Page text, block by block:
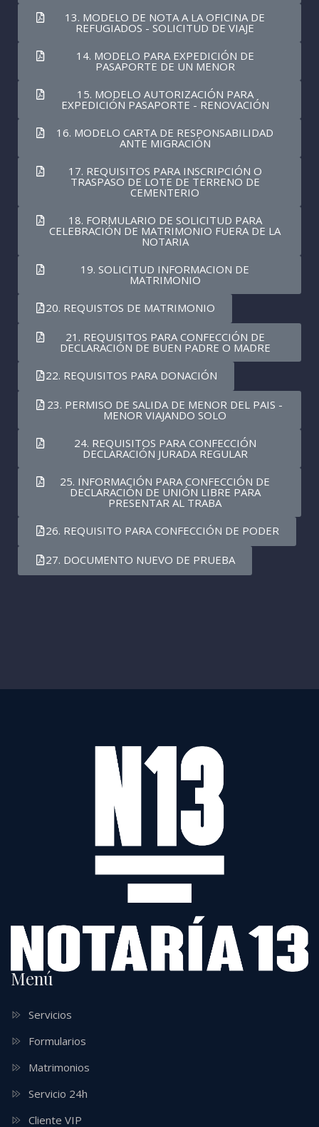
13. MODELO DE NOTA A LA OFICINA DE
REFUGIADOS - SOLICITUD DE VIAJE
14. MODELO PARA EXPEDICIÓN DE
PASAPORTE DE UN MENOR
15. MODELO AUTORIZACIÓN PARA
EXPEDICIÓN PASAPORTE - RENOVACIÓN
16. MODELO CARTA DE RESPONSABILIDAD
ANTE MIGRACIÓN
17. REQUISITOS PARA INSCRIPCIÓN O
TRASPASO DE LOTE DE TERRENO DE
CEMENTERIO
18. FORMULARIO DE SOLICITUD PARA
CELEBRACIÓN DE MATRIMONIO FUERA DE LA
NOTARIA
19. SOLICITUD INFORMACION DE
MATRIMONIO
20. REQUISTOS DE MATRIMONIO
21. REQUISITOS PARA CONFECCIÓN DE
DECLARACIÓN DE BUEN PADRE O MADRE
22. REQUISITOS PARA DONACIÓN
23. PERMISO DE SALIDA DE MENOR DEL PAIS -
MENOR VIAJANDO SOLO
24. REQUISITOS PARA CONFECCIÓN
DECLARACIÓN JURADA REGULAR
25. INFORMACIÓN PARA CONFECCIÓN DE
DECLARACIÓN DE UNIÓN LIBRE PARA
PRESENTAR AL TRABA
26. REQUISITO PARA CONFECCIÓN DE PODER
27. DOCUMENTO NUEVO DE PRUEBA
Menú
Servicios
Formularios
Matrimonios
Servicio 24h
Cliente VIP